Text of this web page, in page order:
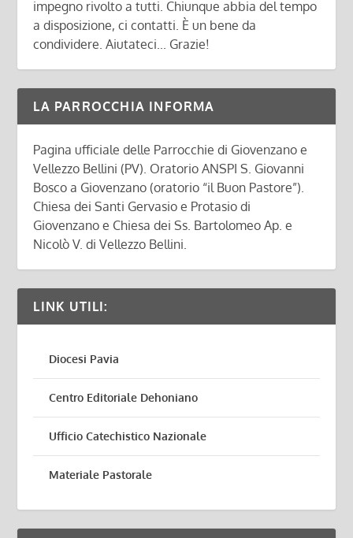
impegno rivolto a tutti. Chiunque abbia del tempo
a disposizione, ci contatti. È un bene da
condividere. Aiutateci... Grazie!
LA PARROCCHIA INFORMA
Pagina ufficiale delle Parrocchie di Giovenzano e
Vellezzo Bellini (PV). Oratorio ANSPI S. Giovanni
Bosco a Giovenzano (oratorio “il Buon Pastore”).
Chiesa dei Santi Gervasio e Protasio di
Giovenzano e Chiesa dei Ss. Bartolomeo Ap. e
Nicolò V. di Vellezzo Bellini.
LINK UTILI:
Diocesi Pavia
Centro Editoriale Dehoniano
Ufficio Catechistico Nazionale
Materiale Pastorale